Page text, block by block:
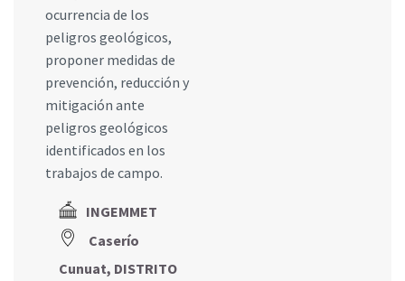
ocurrencia de los
peligros geológicos,
proponer medidas de
prevención, reducción y
mitigación ante
peligros geológicos
identificados en los
trabajos de campo.
INGEMMET
Caserío
Cunuat, DISTRITO